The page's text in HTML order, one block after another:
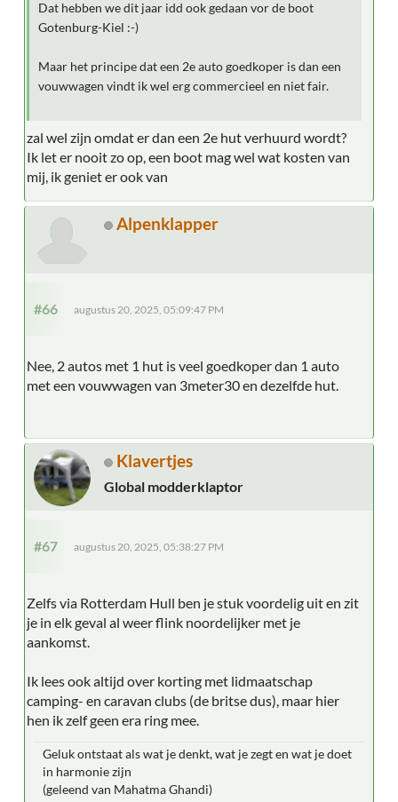
Dat hebben we dit jaar idd ook gedaan vor de boot
Gotenburg-Kiel :-)
Maar het principe dat een 2e auto goedkoper is dan een
vouwwagen vindt ik wel erg commercieel en niet fair.
zal wel zijn omdat er dan een 2e hut verhuurd wordt?
Ik let er nooit zo op, een boot mag wel wat kosten van
mij, ik geniet er ook van
Alpenklapper
#66 augustus 20, 2025, 05:09:47 PM
Nee, 2 autos met 1 hut is veel goedkoper dan 1 auto
met een vouwwagen van 3meter30 en dezelfde hut.
Klavertjes
Global modderklaptor
#67 augustus 20, 2025, 05:38:27 PM
Zelfs via Rotterdam Hull ben je stuk voordelig uit en zit
je in elk geval al weer flink noordelijker met je
aankomst.
Ik lees ook altijd over korting met lidmaatschap
camping- en caravan clubs (de britse dus), maar hier
hen ik zelf geen era ring mee.
Geluk ontstaat als wat je denkt, wat je zegt en wat je doet
in harmonie zijn
(geleend van Mahatma Ghandi)